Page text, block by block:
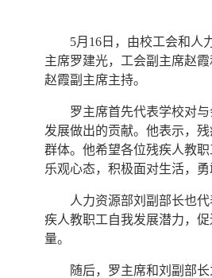
5月16日，由校工会和人
主席罗建光，工会副主席赵
赵霞副主席主持。
罗主席首先代表学校对
发展做出的贡献。他表示，
群体。他希望各位残疾人教
乐观心态，积极面对生活，
人力资源部刘副部长也
疾人教职工自我发展潜力，
量。
随后，罗主席和刘副部